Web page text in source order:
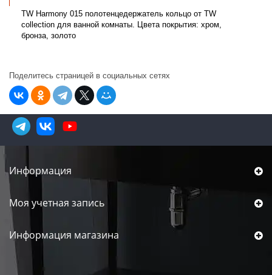
TW Harmony 015 полотенцедержатель кольцо от TW
collection для ванной комнаты. Цвета покрытия: хром,
бронза, золото
Поделитесь страницей в социальных сетях
Информация
Моя учетная запись
Информация магазина